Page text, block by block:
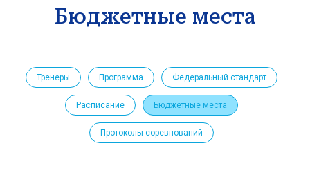
Бюджетные места
Тренеры Программа Федеральный стандарт
Расписание Бюджетные места
Протоколы соревнований
Государственное бюджетное
учреждение дополнительного
образования спортивная школа
Калининского района Санкт-
Петербурга имени В.А.Платонова